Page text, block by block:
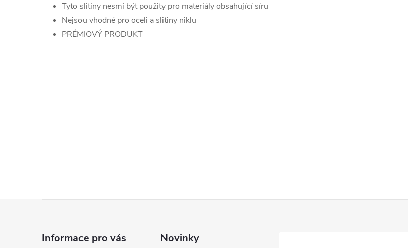
Tyto slitiny nesmí být použity pro materiály obsahující síru
Nejsou vhodné pro oceli a slitiny niklu
PRÉMIOVÝ PRODUKT
Informace pro vás Novinky